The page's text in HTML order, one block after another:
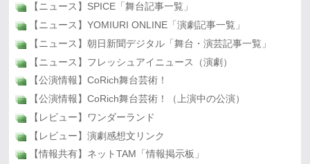
【ニュース】SPICE「舞台記事一覧」
【ニュース】YOMIURI ONLINE「演劇記事一覧」
【ニュース】朝日新聞デジタル「舞台・演芸記事一覧」
【ニュース】フレッシュアイニュース（演劇）
【公演情報】CoRich舞台芸術！
【公演情報】CoRich舞台芸術！（上演中の公演）
【レビュー】ワンダーランド
【レビュー】演劇感想文リンク
【情報共有】ネットTAM「情報掲示板」